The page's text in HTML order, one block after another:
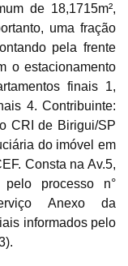
de 18,1715m²,
uma fração
pela frente
o estacionamento
finais 1,
4. Contribuinte:
CRI de Birigui/SP
do imóvel em
Consta na Av.5,
processo n°
Anexo da
informados pelo
Valor
R$ 1,00
R$ 1,00
R$ 1,00